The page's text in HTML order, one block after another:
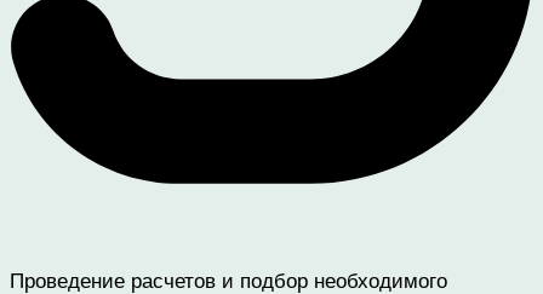
Проведение расчетов и подбор необходимого